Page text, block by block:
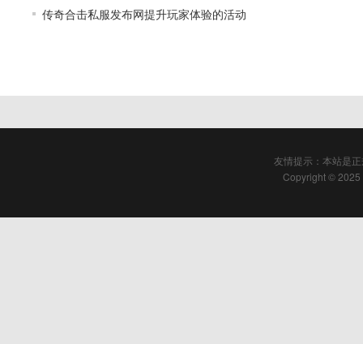
传奇合击私服发布网提升玩家体验的活动
友情提示：本站是
Copyright © 2025